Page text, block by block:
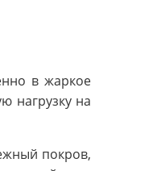
в жаркое
нагрузку на
покров,